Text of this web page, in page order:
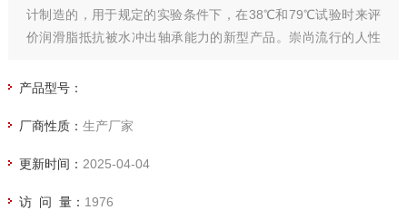
计制造的，用于规定的实验条件下，在38℃和79℃试验时来评
价润滑脂抵抗被水冲出轴承能力的新型产品。崇尚流行的人性
抗干扰能力强，稳定可靠。
产品型号：
厂商性质： 生产厂家
更新时间： 2025-04-04
访 问 量： 1976